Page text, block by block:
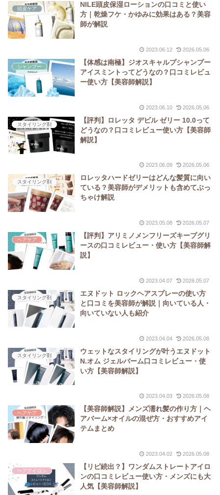
頭皮ケア
NILE頭皮保湿ローションの口コミと使い
方｜乾燥フケ・かゆみに効果はある？美容
師が解説
2023.06.12 2026.05.06
シャンプー
【体感は南極】ジオスキャルプシャンプー
アイスミントってどうなの？口コミレビュ
ー使い方【美容師解説】
2023.06.10 2026.05.06
スタイリング剤
【評判】ロレッタ デビル ゼリー 10.0って
どうなの？口コミレビュー使い方【美容師
解説】
2023.06.09 2026.05.06
スタイリング剤
ロレッタハードゼリーはどんな髪質に向い
ている？美容師がデメリットも含めてぶっ
ちゃけ解説
2023.05.08 2026.05.07
ヘアケア
【評判】アリミノメンフリーズキープグリ
ースの口コミレビュー・使い方【美容師解
説】
2023.04.07 2026.05.07
スタイリング剤
エヌドット ロックヘアスプレーの使い方
と口コミを美容師が解説｜向いている人・
向いていない人も紹介
2023.04.04 2026.05.08
スタイリング剤
ウェットなスタイリングが叶うエヌドット
N.オム ジェルバーム口コミレビュー・使
い方【美容師解説】
2023.04.03 2026.05.08
ヘアケア
【美容師解説】メンズ濡れ髪の作り方｜ヘ
アバーム×オイルの混ぜ方・おすすめアイ
テムまとめ
2023.04.02 2026.05.08
ヘアアイロン
【リピ続出？】ワンダムストレートアイロ
ンの口コミレビュー使い方・メンズにも大
人気【美容師解説】